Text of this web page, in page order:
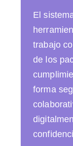
El
trabajo
de los
forma